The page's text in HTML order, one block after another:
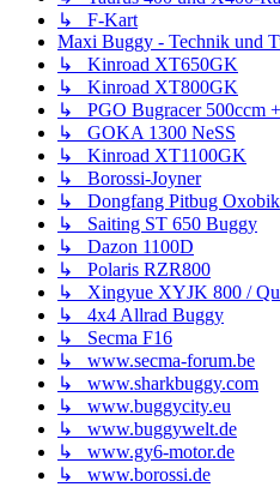
↳ F-Kart
Maxi Buggy - Technik und
↳ Kinroad XT650GK
↳ Kinroad XT800GK
↳ PGO Bugracer 500ccm
↳ GOKA 1300 NeSS
↳ Kinroad XT1100GK
↳ Borossi-Joyner
↳ Dongfang Pitbug
↳ Saiting ST 650 Buggy
↳ Dazon 1100D
↳ Polaris RZR800
↳ Xingyue XYJK 800 /
↳ 4x4 Allrad Buggy
↳ Secma F16
↳ www.secma-forum.be
↳ www.sharkbuggy.com
↳ www.buggycity.eu
↳ www.buggywelt.de
↳ www.gy6-motor.de
↳ www.borossi.de